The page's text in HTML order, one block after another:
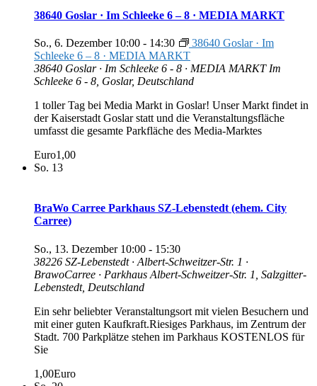
38640 Goslar · Im Schleeke 6 – 8 · MEDIA MARKT
So., 6. Dezember 10:00 - 14:30
38640 Goslar · Im
Schleeke 6 – 8 · MEDIA MARKT
38640 Goslar · Im Schleeke 6 - 8 · MEDIA MARKT Im
Schleeke 6 - 8, Goslar, Deutschland
1 toller Tag bei Media Markt in Goslar! Unser Markt findet in
der Kaiserstadt Goslar statt und die Veranstaltungsfläche
umfasst die gesamte Parkfläche des Media-Marktes
Euro1,00
So. 13
BraWo Carree Parkhaus SZ-Lebenstedt (ehem. City
Carree)
So., 13. Dezember 10:00 - 15:30
38226 SZ-Lebenstedt · Albert-Schweitzer-Str. 1 ·
BrawoCarree · Parkhaus Albert-Schweitzer-Str. 1, Salzgitter-
Lebenstedt, Deutschland
Ein sehr beliebter Veranstaltungsort mit vielen Besuchern und
mit einer guten Kaufkraft.Riesiges Parkhaus, im Zentrum der
Stadt. 700 Parkplätze stehen im Parkhaus KOSTENLOS für
Sie
1,00Euro